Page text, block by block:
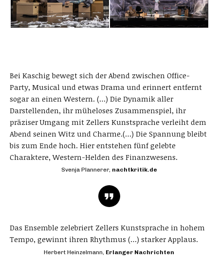
Bei Kaschig bewegt sich der Abend zwischen Office-
Party, Musical und etwas Drama und erinnert entfernt
sogar an einen Western. (…) Die Dynamik aller
Darstellenden, ihr müheloses Zusammenspiel, ihr
präziser Umgang mit Zellers Kunstsprache verleiht dem
Abend seinen Witz und Charme.(…) Die Spannung bleibt
bis zum Ende hoch. Hier entstehen fünf gelebte
Charaktere, Western-Helden des Finanzwesens.
Svenja Plannerer, nachtkritik.de
Das Ensemble zelebriert Zellers Kunstsprache in hohem
Tempo, gewinnt ihren Rhythmus (…) starker Applaus.
Herbert Heinzelmann, Erlanger Nachrichten